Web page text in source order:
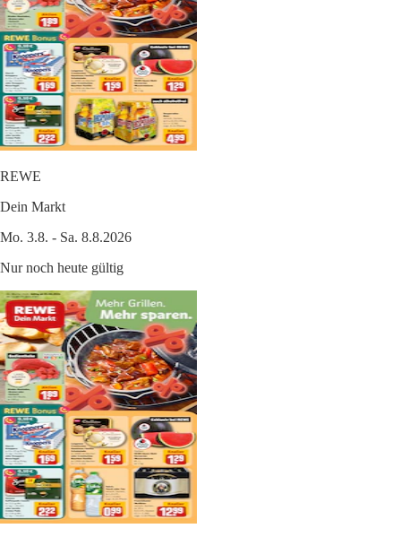
REWE
Dein Markt
Mo. 3.8. - Sa. 8.8.2026
Nur noch heute gültig